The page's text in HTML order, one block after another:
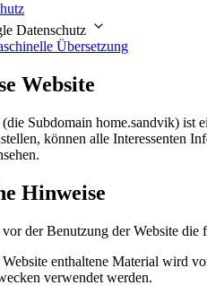
Datenschutz
Übersetzung
Website
(die Subdomain home.sandvik) ist
können alle Interessenten
Hinweise
der Benutzung der Website
Website enthaltene Material wird
verwendet werden.